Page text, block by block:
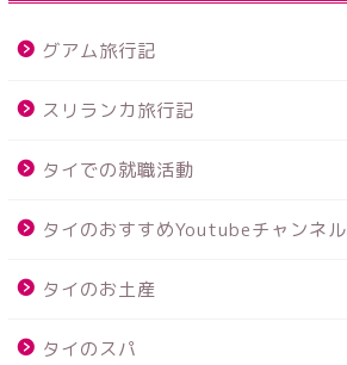
グアム旅行記
スリランカ旅行記
タイでの就職活動
タイのおすすめYoutubeチャンネル
タイのお土産
タイのスパ